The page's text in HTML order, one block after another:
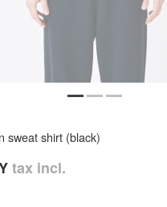
sweat shirt (black)
tax incl.